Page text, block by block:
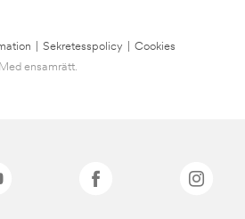
Sekretesspolicy
Cookies
ensamrätt.